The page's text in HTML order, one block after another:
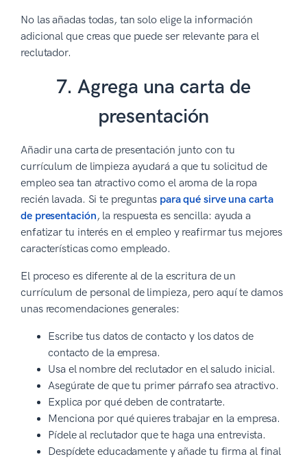
No las añadas todas, tan solo elige la información
adicional que creas que puede ser relevante para el
reclutador.
7. Agrega una carta de
presentación
Añadir una carta de presentación junto con tu
currículum de limpieza ayudará a que tu solicitud de
empleo sea tan atractivo como el aroma de la ropa
recién lavada. Si te preguntas para qué sirve una carta
de presentación, la respuesta es sencilla: ayuda a
enfatizar tu interés en el empleo y reafirmar tus mejores
características como empleado.
El proceso es diferente al de la escritura de un
currículum de personal de limpieza, pero aquí te damos
unas recomendaciones generales:
Escribe tus datos de contacto y los datos de
contacto de la empresa.
Usa el nombre del reclutador en el saludo inicial.
Asegúrate de que tu primer párrafo sea atractivo.
Explica por qué deben de contratarte.
Menciona por qué quieres trabajar en la empresa.
Pídele al reclutador que te haga una entrevista.
Despídete educadamente y añade tu firma al final